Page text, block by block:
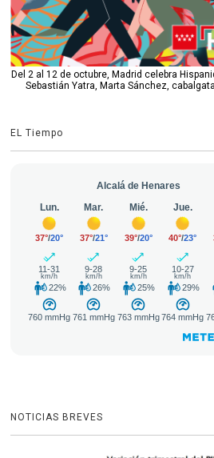
Del 2 al 12 de octubre, Madrid celebra
Sebastián Yatra, Marta Sánchez,
EL Tiempo
NOTICIAS BREVES